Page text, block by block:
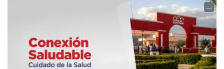
...